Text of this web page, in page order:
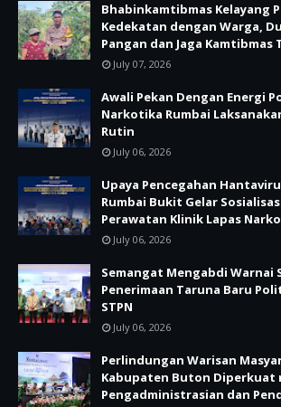
Bhabinkamtibmas Kelayang
Kedekatan dengan Warga,
Pangan dan Jaga
July 07, 2026
Awali Pekan Dengan Energi
Narkotika Rumbai
Rutin
July 06, 2026
Upaya Pencegahan
Rumbai Bukit Gelar
Perawatan Klinik Lapas
July 06, 2026
Semangat Mengabdi Warnai
Penerimaan Taruna Baru
STPN
July 06, 2026
Perlindungan Warisan
Kabupaten Buton Diperkuat
Pengadministrasian dan